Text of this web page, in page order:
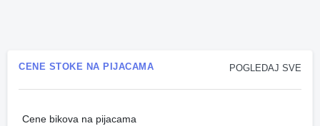
POGLEDAJ SVE
CENE STOKE NA PIJACAMA
Cene bikova na pijacama